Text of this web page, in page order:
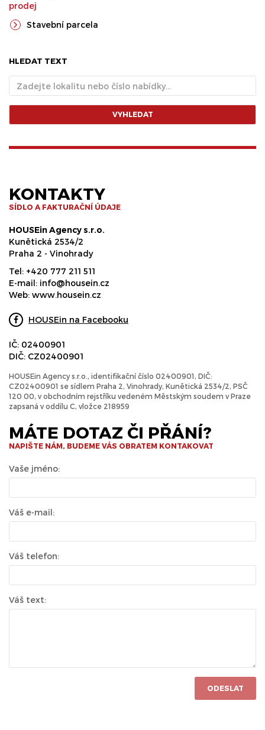
prodej
Stavební parcela
HLEDAT TEXT
VYHLEDAT
KONTAKTY
SÍDLO A FAKTURAČNÍ ÚDAJE
HOUSEin Agency s.r.o.
Kunětická 2534/2
Praha 2 - Vinohrady
Tel: +420 777 211 511
E-mail: info@housein.cz
Web: www.housein.cz
HOUSEin na Facebooku
IČ: 02400901
DIČ: CZ02400901
HOUSEin Agency s.r.o., identifikační číslo 02400901, DIČ:
CZ02400901 se sídlem Praha 2, Vinohrady, Kunětická 2534/2, PSČ
120 00, v obchodním rejstříku vedeném Městským soudem v Praze
zapsaná v oddílu C, vložce 218959
MÁTE DOTAZ ČI PŘÁNÍ?
NAPIŠTE NÁM, BUDEME VÁS OBRATEM KONTAKOVAT
Vaše jméno:
Váš e-mail:
Váš telefon:
Váš text:
ODESLAT